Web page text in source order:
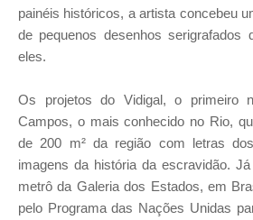
painéis históricos, a artista concebeu
de pequenos desenhos serigrafados
eles.
Os projetos do Vidigal, o primeiro
Campos, o mais conhecido no Rio,
de 200 m² da região com letras
imagens da história da escravidão.
metrô da Galeria dos Estados, em
pelo Programa das Nações Unidas